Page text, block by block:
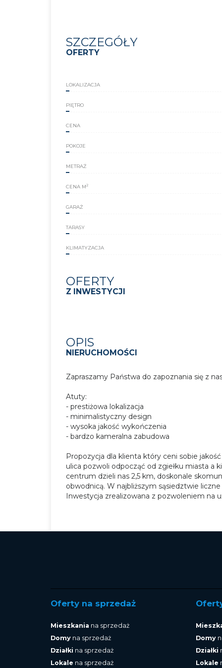
SZCZEGÓŁY
OFERTY
LOKALIZACJA
PIĘTRO
CENA
POKOJE
METRAŻ
CENA M2
GARAŻ
TARASY
KLIMATYZACJA
OFERTY
Z INWESTYCJI
OPIS
NIERUCHOMOŚCI
Zapraszamy Państwa do zapoznania się z
Atuty:
- prestiżowa lokalizacja
- minimalistyczny design
- wysoka jakość wykończenia
- bardzo kameralna zabudowa
Propozycja dla klienta który ceni sobie
ulica pozwoli odpocząć od zgiełku miasta a
centrum dzieli nas 2,5 km, doskonale
obwodnicą. W najbliższym sąsiedztwie
Inwestycja zrealizowana z pozwoleniem na
Oferty na sprzedaż
Mieszkania na sprzedaż
Domy na sprzedaż
Działki na sprzedaż
Lokale na sprzedaż
Domy
Działki
Lokale